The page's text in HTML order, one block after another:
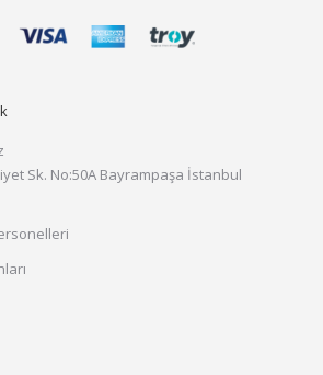
Sk. No:50A Bayrampaşa İstanbul